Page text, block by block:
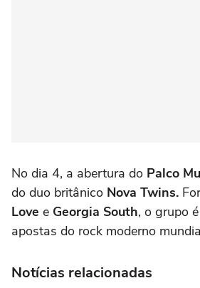
No dia 4, a abertura do Palco
do duo britânico Nova Twins.
Love e Georgia South, o grupo
apostas do rock moderno
Notícias relacionadas